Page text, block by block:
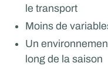
le transport
Moins de
Un
long de la saison